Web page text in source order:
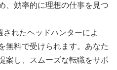
、効率的に理想の仕事を見つ
されたヘッドハンターによ
無料で受けられます。あなた
案し、スムーズな転職をサポ